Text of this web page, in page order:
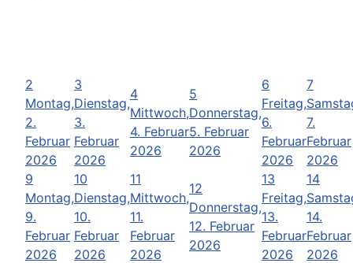
2
Montag,
2.
Februar
2026
3
Dienstag,
3.
Februar
2026
4
Mittwoch,
4. Februar
2026
5
Donnerstag,
5. Februar
2026
6
Freitag,
6.
Februar
2026
7
7.
Februar
2026
9
Montag,
9.
Februar
2026
10
Dienstag,
10.
Februar
2026
11
Mittwoch,
11.
Februar
2026
12
Donnerstag,
12. Februar
2026
13
Freitag,
13.
Februar
2026
14
14.
Februar
2026